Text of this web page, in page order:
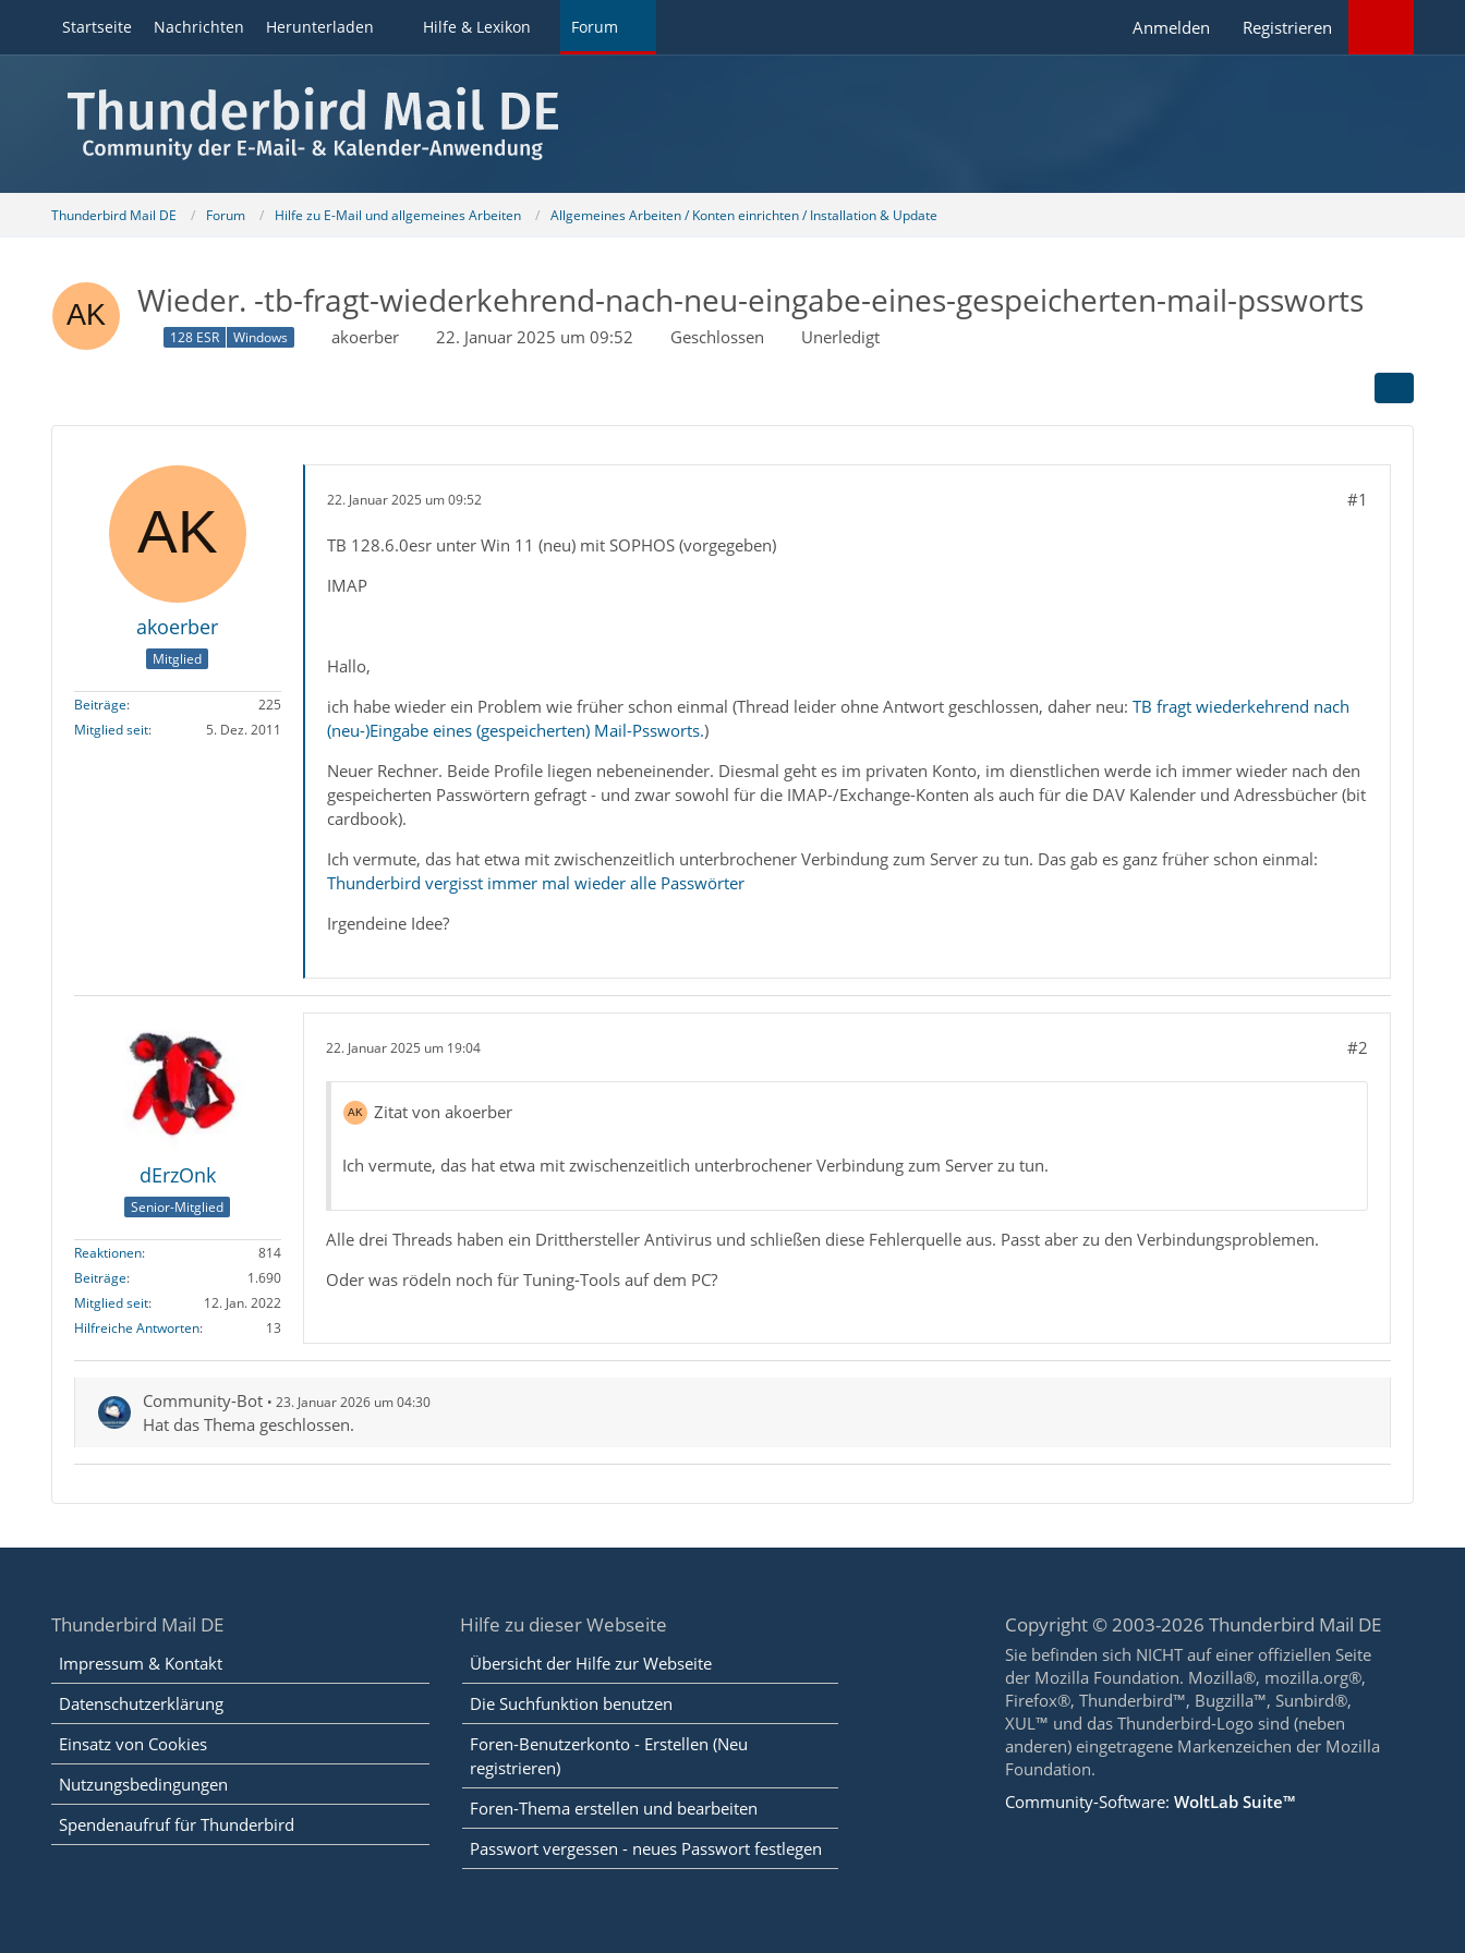
Startseite Nachrichten Herunterladen Hilfe & Lexikon Forum Anmelden Registrieren
Thunderbird Mail DE Forum Hilfe zu E-Mail und allgemeines Arbeiten Allgemeines Arbeiten / Konten einrichten / Installation & Update
Wieder. -tb-fragt-wiederkehrend-nach-neu-eingabe-eines-gespeicherten-mail-pssworts
128 ESR Windows akoerber 22. Januar 2025 um 09:52 Geschlossen Unerledigt
akoerber
Mitglied
Beiträge
225
Mitglied seit
5. Dez. 2011
22. Januar 2025 um 09:52 #1
TB 128.6.0esr unter Win 11 (neu) mit SOPHOS (vorgegeben)
IMAP
Hallo,
ich habe wieder ein Problem wie früher schon einmal (Thread leider ohne Antwort geschlossen, daher neu: TB fragt wiederkehrend nach
(neu-)Eingabe eines (gespeicherten) Mail-Pssworts.)
Neuer Rechner. Beide Profile liegen nebeneinender. Diesmal geht es im privaten Konto, im dienstlichen werde ich immer wieder nach den
gespeicherten Passwörtern gefragt - und zwar sowohl für die IMAP-/Exchange-Konten als auch für die DAV Kalender und Adressbücher (bit
cardbook).
Ich vermute, das hat etwa mit zwischenzeitlich unterbrochener Verbindung zum Server zu tun. Das gab es ganz früher schon einmal:
Thunderbird vergisst immer mal wieder alle Passwörter
Irgendeine Idee?
dErzOnk
Senior-Mitglied
Reaktionen
814
Beiträge
1.690
Mitglied seit
12. Jan. 2022
Hilfreiche Antworten
13
22. Januar 2025 um 19:04 #2
Zitat von akoerber
Ich vermute, das hat etwa mit zwischenzeitlich unterbrochener Verbindung zum Server zu tun.
Alle drei Threads haben ein Dritthersteller Antivirus und schließen diese Fehlerquelle aus. Passt aber zu den Verbindungsproblemen.
Oder was rödeln noch für Tuning-Tools auf dem PC?
Community-Bot 23. Januar 2026 um 04:30
Hat das Thema geschlossen.
Thunderbird Mail DE
Impressum & Kontakt
Datenschutzerklärung
Einsatz von Cookies
Nutzungsbedingungen
Spendenaufruf für Thunderbird
Hilfe zu dieser Webseite
Übersicht der Hilfe zur Webseite
Die Suchfunktion benutzen
Foren-Benutzerkonto - Erstellen (Neu
registrieren)
Foren-Thema erstellen und bearbeiten
Passwort vergessen - neues Passwort festlegen
Copyright © 2003-2026 Thunderbird Mail DE
Sie befinden sich NICHT auf einer offiziellen Seite
der Mozilla Foundation. Mozilla®, mozilla.org®,
Firefox®, Thunderbird™, Bugzilla™, Sunbird®,
XUL™ und das Thunderbird-Logo sind (neben
anderen) eingetragene Markenzeichen der Mozilla
Foundation.
Community-Software:WoltLab Suite™